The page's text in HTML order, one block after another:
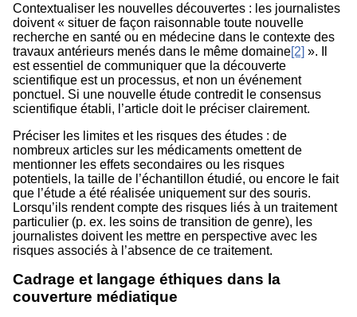
Contextualiser les nouvelles découvertes : les journalistes
doivent « situer de façon raisonnable toute nouvelle
recherche en santé ou en médecine dans le contexte des
travaux antérieurs menés dans le même domaine[2] ». Il
est essentiel de communiquer que la découverte
scientifique est un processus, et non un événement
ponctuel. Si une nouvelle étude contredit le consensus
scientifique établi, l’article doit le préciser clairement.
Préciser les limites et les risques des études : de
nombreux articles sur les médicaments omettent de
mentionner les effets secondaires ou les risques
potentiels, la taille de l’échantillon étudié, ou encore le fait
que l’étude a été réalisée uniquement sur des souris.
Lorsqu’ils rendent compte des risques liés à un traitement
particulier (p. ex. les soins de transition de genre), les
journalistes doivent les mettre en perspective avec les
risques associés à l’absence de ce traitement.
Cadrage et langage éthiques dans la
couverture médiatique